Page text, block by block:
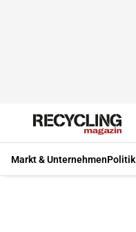
Markt & UnternehmenPolitik